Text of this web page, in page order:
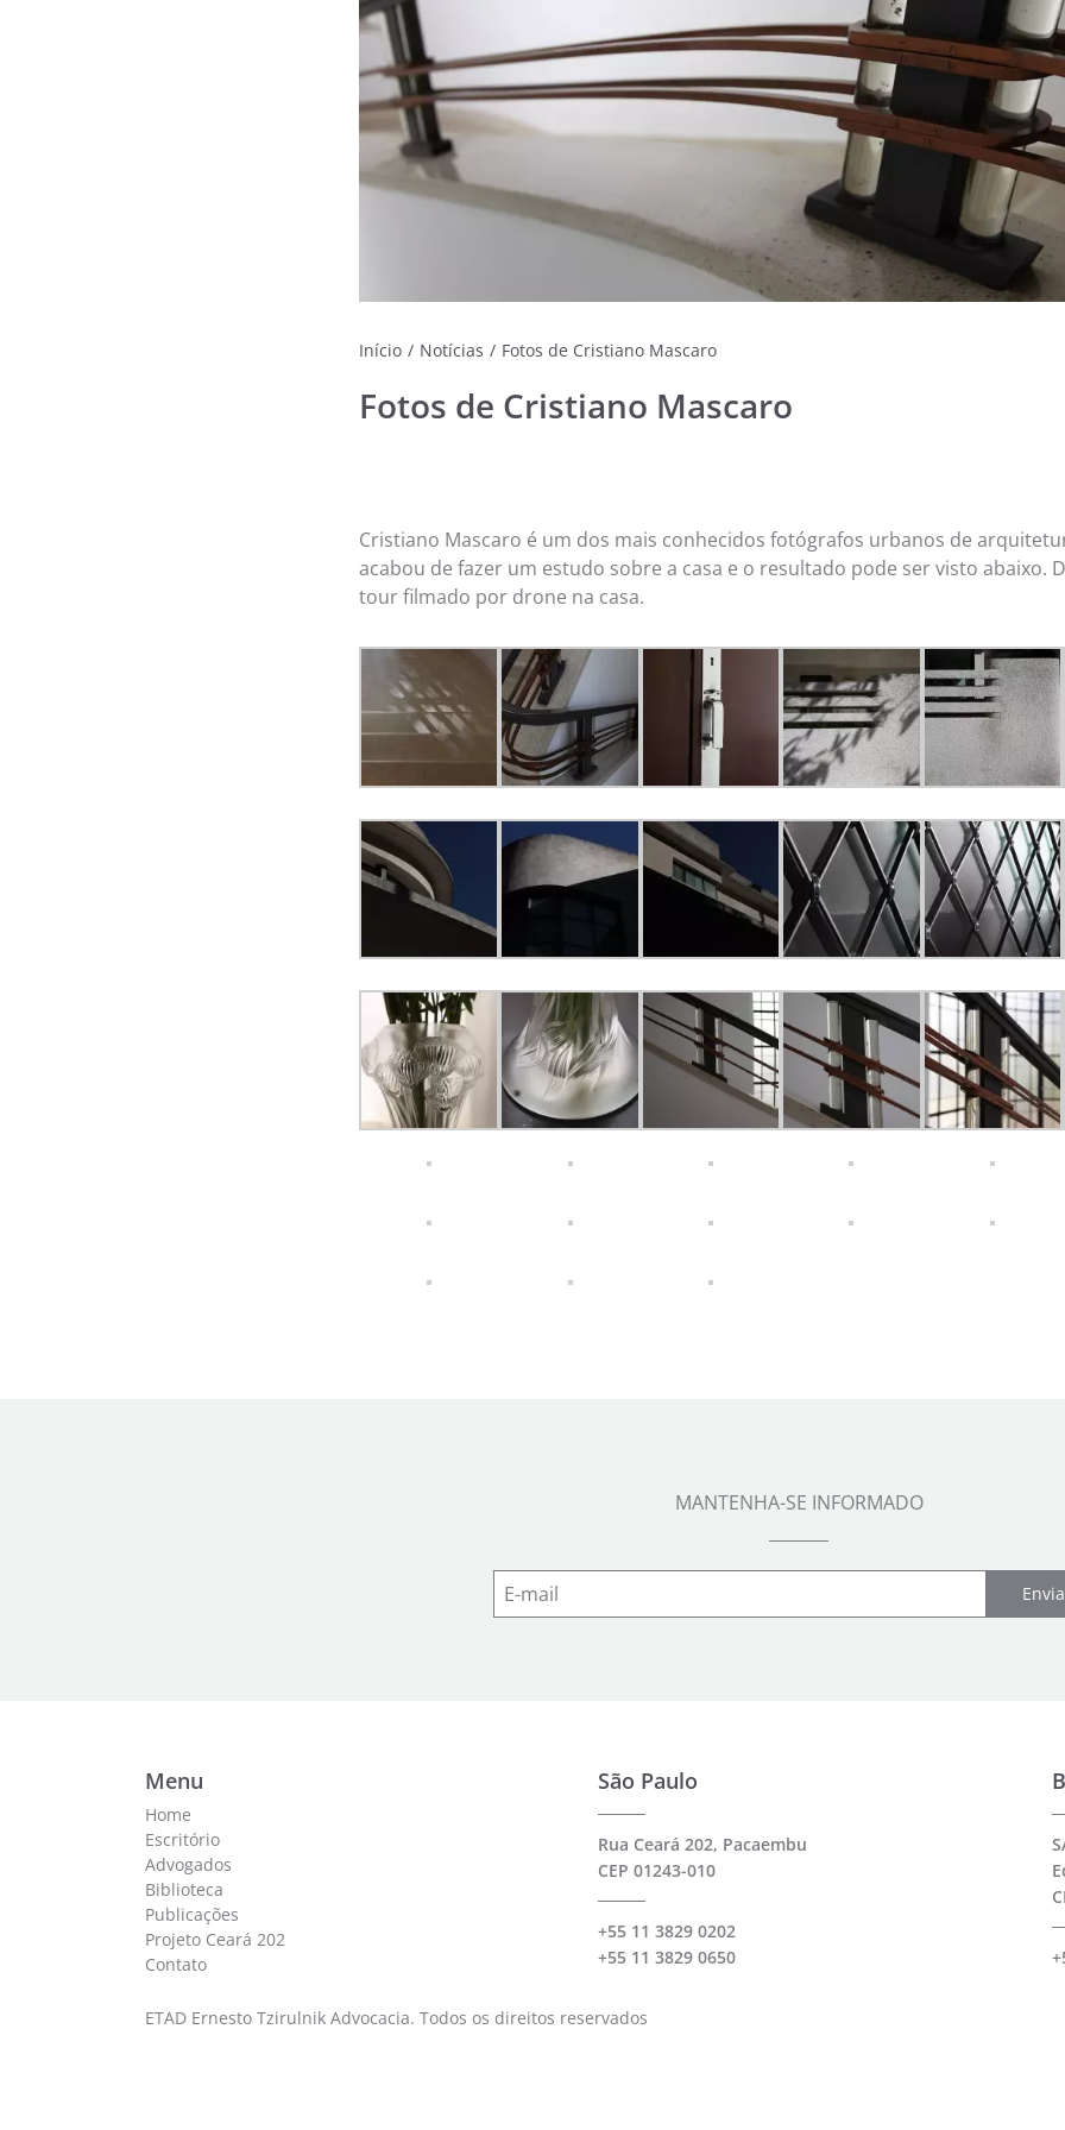
Início / Notícias / Fotos de Cristiano Mascaro
Fotos de Cristiano Mascaro
Cristiano Mascaro é um dos mais conhecidos fotógrafos urbanos de
acabou de fazer um estudo sobre a casa e o resultado pode ser visto abaixo.
tour filmado por drone na casa.
MANTENHA-SE INFORMADO
Menu
Home
Escritório
Advogados
Biblioteca
Publicações
Projeto Ceará 202
Contato
São Paulo
Rua Ceará 202, Pacaembu
CEP 01243-010
+55 11 3829 0202
+55 11 3829 0650
ETAD Ernesto Tzirulnik Advocacia. Todos os direitos reservados